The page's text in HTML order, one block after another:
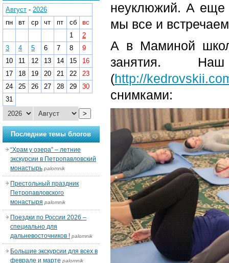
неуклюжий. А еще
мы все и
А в Маминой
занятия.
(http://
снимками:
Август - 2026
пн
вт ср чт пт сб
вс
1
2
3
4 5 6 7 8
9
10
11 12 13 14 15
16
17
18 19 20 21 22
23
24
25 26 27 28 29
30
31
>
Последние темы блогов
“Храм у озера” – летние
экскурсии в Петропавловский
монастырь palomnik
Престольный праздник
Петропавловского
монастыря palomnik
Поездки по России 2026 –
специально для
дальневосточников ! palomnik
Большие экскурсии для всех в
феврале и марте palomnik